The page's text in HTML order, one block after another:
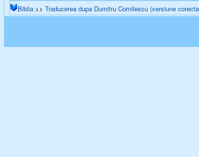
Biblia >> Traducerea dupa Dumitru Cornilescu (versiune